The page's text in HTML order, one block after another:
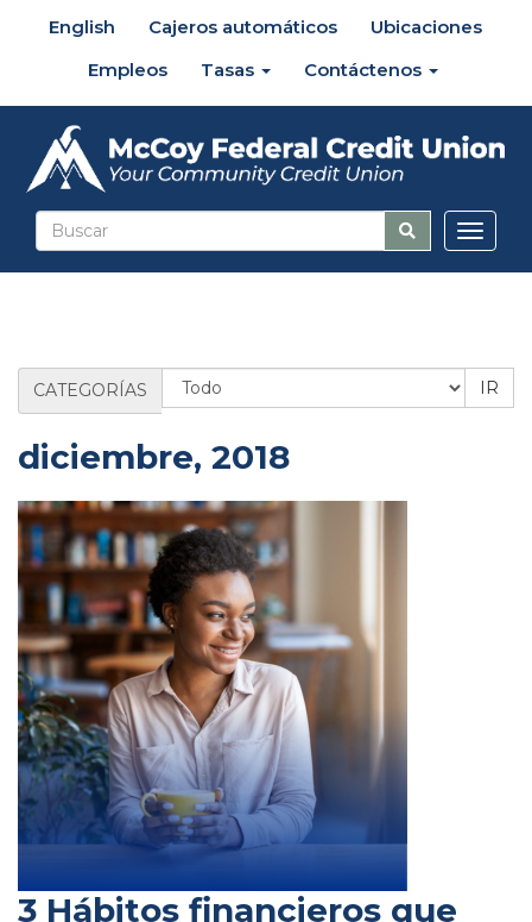
English Cajeros automáticos
Ubicaciones
Empleos
Tasas Contáctenos
Categoría
CATEGORÍAS
diciembre, 2018
3 Hábitos financieros que